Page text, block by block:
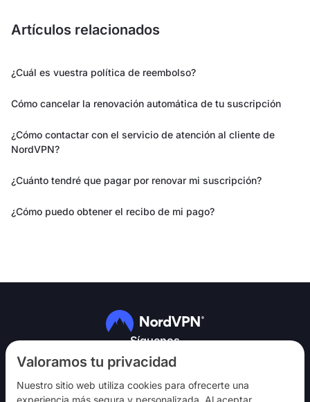
Valoramos tu privacidad
Nuestro sitio web utiliza cookies para ofrecerte una
experiencia más segura y personalizada. Al aceptar,
Artículos relacionados
¿Cuál es vuestra política de reembolso?
Cómo cancelar la renovación automática de tu suscripción
¿Cómo contactar con el servicio de atención al cliente de
NordVPN?
¿Cuánto tendré que pagar por renovar mi suscripción?
¿Cómo puedo obtener el recibo de mi pago?
Síguenos